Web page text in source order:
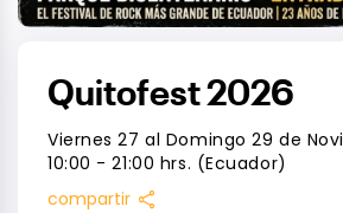
Quitofest 2026
Viernes 27 al Domingo 29 de
10:00 - 21:00 hrs. (Ecuador)
compartir share